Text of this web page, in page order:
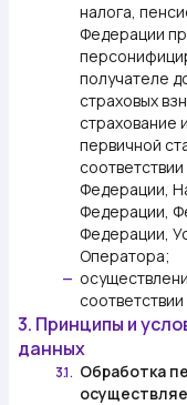
налога,
Федерации
получателе
страховых
страхование
первичной
Федерации,
Федерации,
Федерации,
Оператора;
—
3. Принципы и
данных
3.1. Обработка